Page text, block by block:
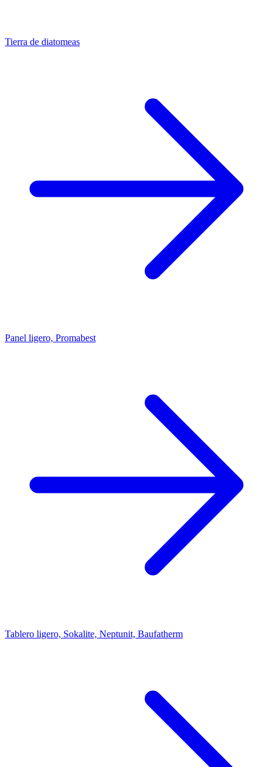
Tierra de diatomeas
Panel ligero, Promabest
Tablero ligero, Sokalite, Neptunit, Baufatherm